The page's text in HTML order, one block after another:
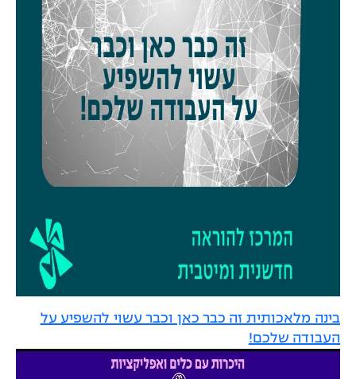
בינה מלאכותית זה כבר כאן וכבר עשוי להשפיע על
העבודה שלכם!